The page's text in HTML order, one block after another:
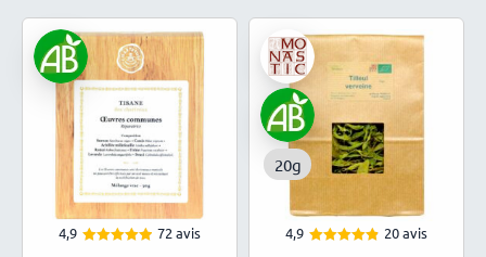
4,9 72 avis
20g
4,9 20 avis